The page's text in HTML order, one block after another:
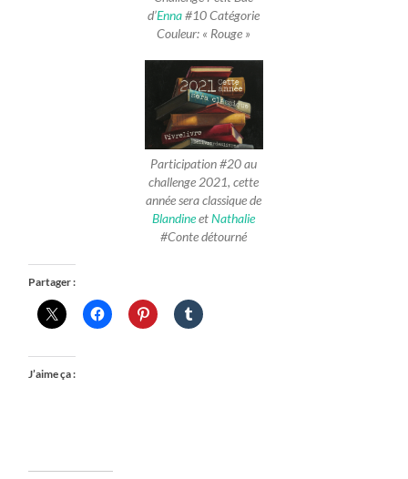
d’Enna#10 Catégorie
Couleur: « Rouge »
Participation #20 au
challenge 2021, cette
année sera classique de
BlandineetNathalie
#Conte détourné
Partager :
J’aime ça :